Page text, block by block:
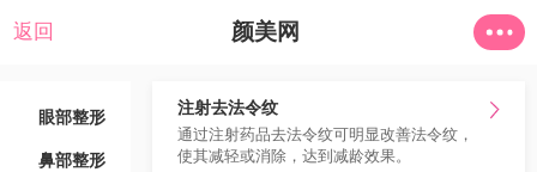
返回 颜美网
眼部整形
鼻部整形
注射去法令纹
通过注射药品去法令纹可明显改善法令纹，
使其减轻或消除，达到减龄效果。